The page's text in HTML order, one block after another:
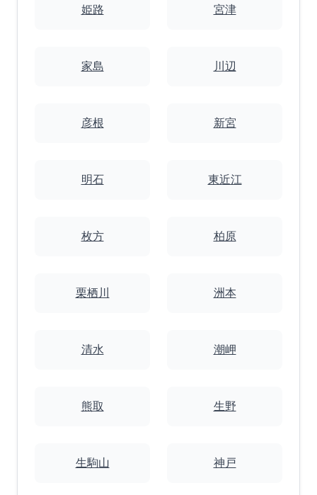
姫路 宮津
家島 川辺
彦根 新宮
明石 東近江
枚方 柏原
栗栖川 洲本
清水 潮岬
熊取 生野
生駒山 神戸